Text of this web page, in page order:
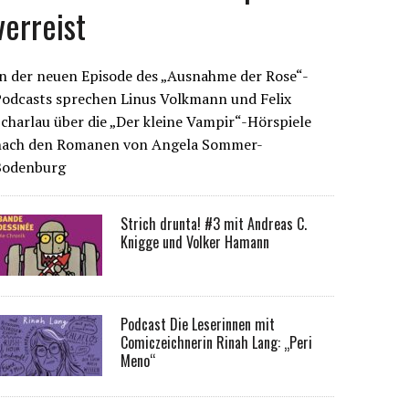
der neuen Episode des „Ausnahme der Rose“-
sprechen Linus Volkmann und Felix
über die „Der kleine Vampir“-Hörspiele
den Romanen von Angela Sommer-
Strich drunta! #3 mit Andreas C.
Knigge und Volker Hamann
Podcast Die Leserinnen mit
Comiczeichnerin Rinah Lang: „Peri
Meno“